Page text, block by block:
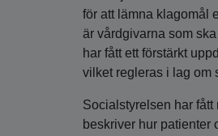
för att lämna klagomål
är vårdgivarna som
har fått ett förstärkt
vilket regleras i lag om
Socialstyrelsen har
beskriver hur patienter